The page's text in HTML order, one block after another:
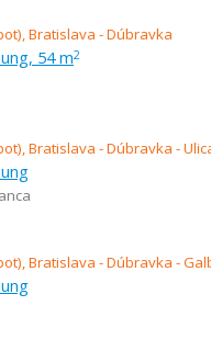
54 m2